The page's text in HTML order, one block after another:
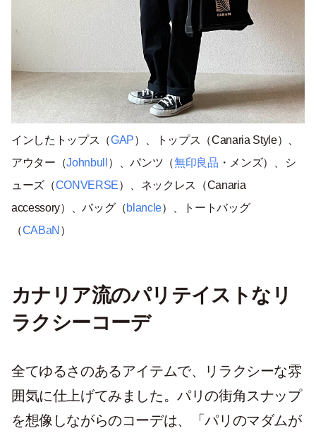
インしたトップス（GAP）、トップス（Canaria Style）、
アウター（Johnbull ）、パンツ（無印良品 ・メンズ）、シ
ューズ（CONVERSE）、ネックレス（Canaria
accessory）、バッグ（blancle）、トートバッグ
（CABaN ）
カナリア流のパリテイストなリ
ラクシーコーデ
全てゆるさのあるアイテムで、リラクシーな雰
囲気に仕上げてみました。パリの街角スナップ
を想像しながらのコーデは、「パリのマダムが